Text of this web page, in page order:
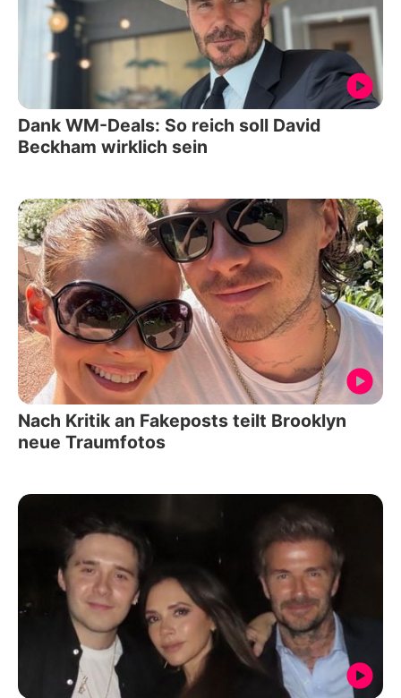
Dank WM-Deals: So reich soll David
Beckham wirklich sein
Nach Kritik an Fakeposts teilt Brooklyn
neue Traumfotos